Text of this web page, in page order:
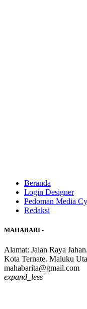
Beranda
Login Designer
Pedoman Media
Redaksi
MAHABARI -
Alamat: Jalan Raya
Kota Ternate. Maluku
mahabarita@gmail.com
expand_less